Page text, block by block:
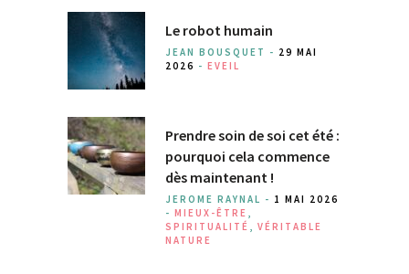
Le robot humain
JEAN BOUSQUET - 29 MAI
2026 - EVEIL
Prendre soin de soi cet été :
pourquoi cela commence
dès maintenant !
JEROME RAYNAL - 1 MAI 2026
- MIEUX-ÊTRE ,
SPIRITUALITÉ , VÉRITABLE
NATURE